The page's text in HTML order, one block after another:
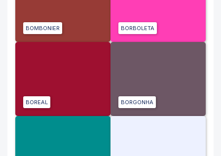
BOMBONIER BORBOLETA
BOREAL BORGONHA